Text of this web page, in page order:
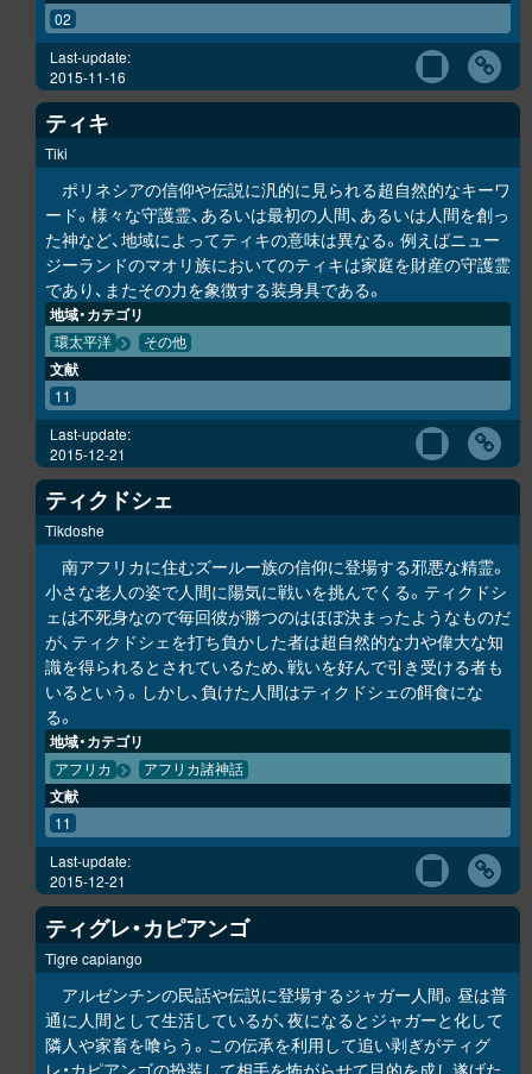
02
Last-update:
2015-11-16
ティキ
Tiki
ポリネシアの信仰や伝説に汎的に見られる超自然的なキーワ
ード。様々な守護霊、あるいは最初の人間、あるいは人間を創っ
た神など、地域によってティキの意味は異なる。例えばニュー
ジーランドのマオリ族においてのティキは家庭を財産の守護霊
であり、またその力を象徴する装身具である。
地域・カテゴリ
環太平洋 その他
文献
11
Last-update:
2015-12-21
ティクドシェ
Tikdoshe
南アフリカに住むズールー族の信仰に登場する邪悪な精霊。
小さな老人の姿で人間に陽気に戦いを挑んでくる。ティクドシ
ェは不死身なので毎回彼が勝つのはほぼ決まったようなものだ
が、ティクドシェを打ち負かした者は超自然的な力や偉大な知
識を得られるとされているため、戦いを好んで引き受ける者も
いるという。しかし、負けた人間はティクドシェの餌食にな
る。
地域・カテゴリ
アフリカ アフリカ諸神話
文献
11
Last-update:
2015-12-21
ティグレ・カピアンゴ
Tigre capiango
アルゼンチンの民話や伝説に登場するジャガー人間。昼は普
通に人間として生活しているが、夜になるとジャガーと化して
隣人や家畜を喰らう。この伝承を利用して追い剥ぎがティグ
レ・カピアンゴの扮装して相手を怖がらせて目的を成し遂げた